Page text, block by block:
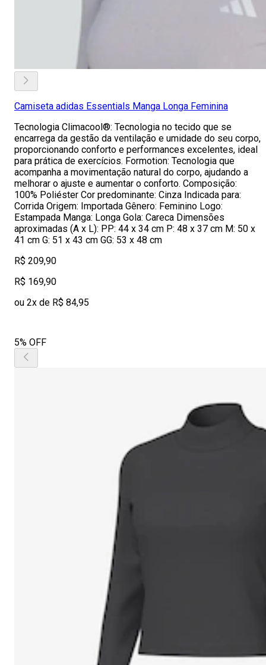
Camiseta adidas Essentials Manga Longa Feminina
Tecnologia Climacool®: Tecnologia no tecido que se
encarrega da gestão da ventilação e umidade do seu corpo,
proporcionando conforto e performances excelentes, ideal
para prática de exercícios. Formotion: Tecnologia que
acompanha a movimentação natural do corpo, ajudando a
melhorar o ajuste e aumentar o conforto. Composição:
100% Poliéster Cor predominante: Cinza Indicada para:
Corrida Origem: Importada Gênero: Feminino Logo:
Estampada Manga: Longa Gola: Careca Dimensões
aproximadas (A x L): PP: 44 x 34 cm P: 48 x 37 cm M: 50 x
41 cm G: 51 x 43 cm GG: 53 x 48 cm
R$ 209,90
R$ 169,90
ou 2x de R$ 84,95
5% OFF